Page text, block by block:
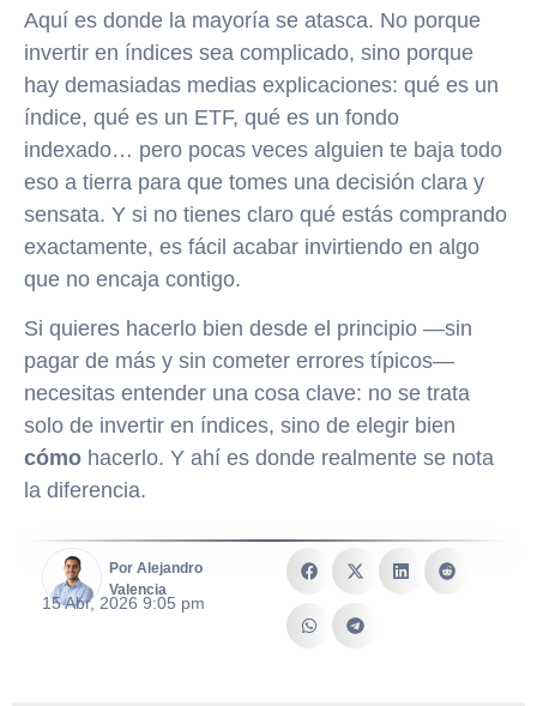
Aquí es donde la mayoría se atasca. No porque
invertir en índices sea complicado, sino porque
hay demasiadas medias explicaciones: qué es un
índice, qué es un ETF, qué es un fondo
indexado… pero pocas veces alguien te baja todo
eso a tierra para que tomes una decisión clara y
sensata. Y si no tienes claro qué estás comprando
exactamente, es fácil acabar invirtiendo en algo
que no encaja contigo.
Si quieres hacerlo bien desde el principio —sin
pagar de más y sin cometer errores típicos—
necesitas entender una cosa clave: no se trata
solo de invertir en índices, sino de elegir bien
cómo hacerlo. Y ahí es donde realmente se nota
la diferencia.
Por Alejandro
Valencia
15 Abr, 2026 9:05 pm